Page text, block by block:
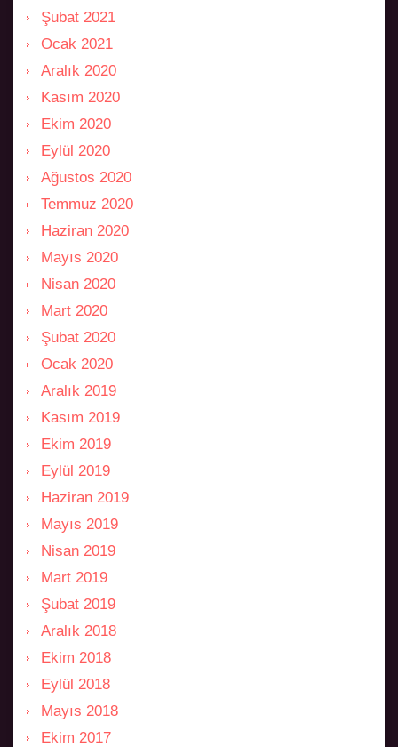
Şubat 2021
Ocak 2021
Aralık 2020
Kasım 2020
Ekim 2020
Eylül 2020
Ağustos 2020
Temmuz 2020
Haziran 2020
Mayıs 2020
Nisan 2020
Mart 2020
Şubat 2020
Ocak 2020
Aralık 2019
Kasım 2019
Ekim 2019
Eylül 2019
Haziran 2019
Mayıs 2019
Nisan 2019
Mart 2019
Şubat 2019
Aralık 2018
Ekim 2018
Eylül 2018
Mayıs 2018
Ekim 2017